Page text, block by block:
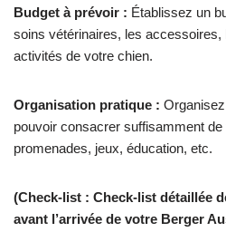
Budget à prévoir : Établissez un
soins vétérinaires, les accessoires,
activités de votre chien.
Organisation pratique :
pouvoir consacrer suffisamment
promenades, jeux, éducation, etc.
(Check-list : Check-list détaillée
avant l’arrivée de votre Berger